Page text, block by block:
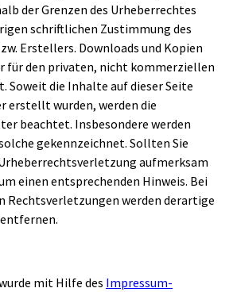
der Grenzen des Urheberrechtes
schriftlichen Zustimmung des
Erstellers. Downloads und Kopien
für den privaten, nicht kommerziellen
Soweit die Inhalte auf dieser Seite
erstellt wurden, werden die
beachtet. Insbesondere werden
gekennzeichnet. Sollten Sie
aufmerksam
einen entsprechenden Hinweis. Bei
Rechtsverletzungen werden derartige
mit Hilfe des Impressum-